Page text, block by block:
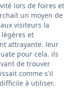
lors de foires et
un moyen de
visiteurs la
et
attrayante. leur
pour cela. ils
de trouver
comme s'il
à utiliser.